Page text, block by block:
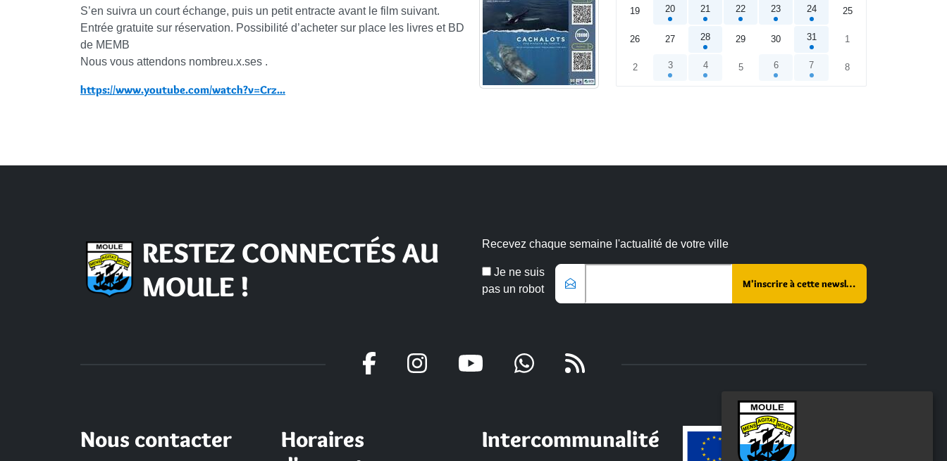
S’en suivra un court échange, puis un petit entracte avant le film suivant.
Entrée gratuite sur réservation. Possibilité d’acheter sur place les livres et BD
de MEMB
Nous vous attendons nombreu.x.ses .
https://www.youtube.com/watch?v=Crz...
19 20 21 22 23 24 25
26 27 28 29 30 31 1
2 3 4 5 6 7 8
RESTEZ CONNECTÉS AU
MOULE !
Recevez chaque semaine l'actualité de votre ville
Je ne suis
pas un robot
Veuillez laisser ce champ vide :
Email
Nous contacter
Horaires
Intercommunalité